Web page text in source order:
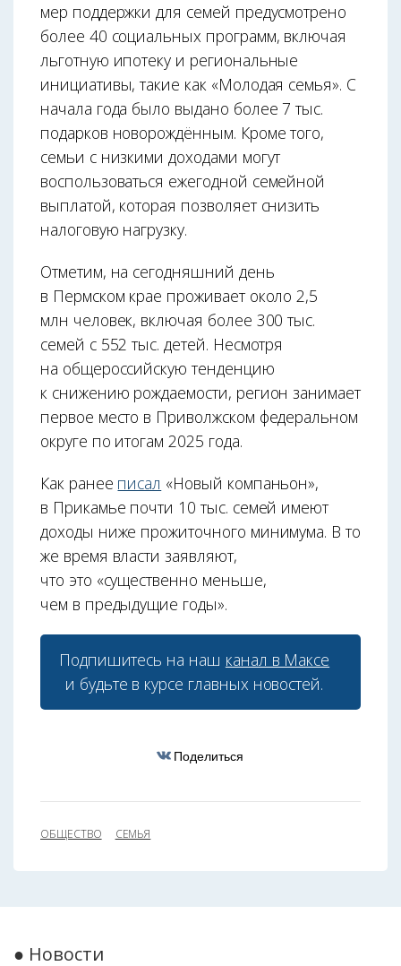
мер поддержки для семей предусмотрено
более 40 социальных программ, включая
льготную ипотеку и региональные
инициативы, такие как «Молодая семья». С
начала года было выдано более 7 тыс.
подарков новорождённым. Кроме того,
семьи с низкими доходами могут
воспользоваться ежегодной семейной
выплатой, которая позволяет снизить
налоговую нагрузку.
Отметим, на сегодняшний день
в Пермском крае проживает около 2,5
млн человек, включая более 300 тыс.
семей с 552 тыс. детей. Несмотря
на общероссийскую тенденцию
к снижению рождаемости, регион занимает
первое место в Приволжском федеральном
округе по итогам 2025 года.
Как ранее писал «Новый компаньон»,
в Прикамье почти 10 тыс. семей имеют
доходы ниже прожиточного минимума. В то
же время власти заявляют,
что это «существенно меньше,
чем в предыдущие годы».
Подпишитесь на наш канал в Максе
и будьте в курсе главных новостей.
Поделиться
ОБЩЕСТВО СЕМЬЯ
● Новости